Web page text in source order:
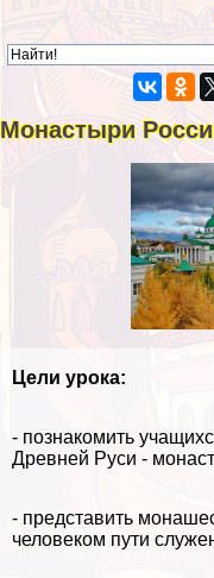
Монастыри
Цели урока:
- познакомить
Древней Руси -
- представить
человеком пути